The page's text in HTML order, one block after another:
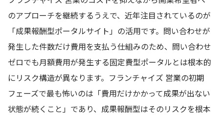
のアプローチを継続するうえで、近年注目されているのが
「成果報酬型ポータルサイト」の活用です。問い合わせが
発生した件数だけ費用を支払う仕組みのため、問い合わせ
ゼロでも月額費用が発生する固定費型ポータルとは根本的
にリスク構造が異なります。フランチャイズ 営業の初期
フェーズで最も怖いのは「費用だけかかって成果が出ない
状態が続くこと」であり、成果報酬型はそのリスクを根本